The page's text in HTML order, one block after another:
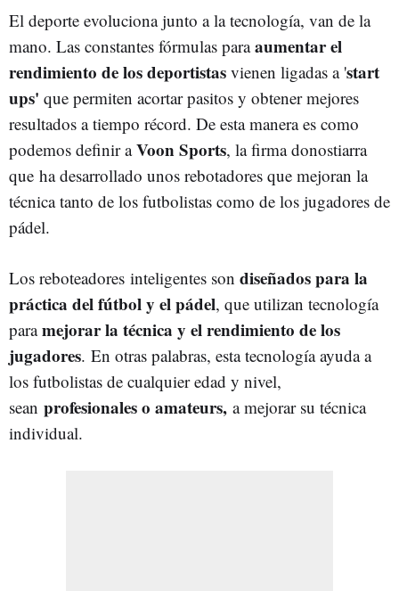
El deporte evoluciona junto a la tecnología, van de la
mano. Las constantes fórmulas paraaumentar el
rendimiento de los deportistas vienen ligadas a 'start
ups' que permiten acortar pasitos y obtener mejores
resultados a tiempo récord. De esta manera es como
podemos definir aVoon Sports, la firma donostiarra
que ha desarrollado unos rebotadores que mejoran la
técnica tanto de los futbolistas como de los jugadores de
pádel.
Los reboteadores inteligentes son diseñados para la
práctica del fútbol y el pádel, que utilizan tecnología
paramejorar la técnica y el rendimiento de los
jugadores. En otras palabras, esta tecnología ayuda a
los futbolistas de cualquier edad y nivel,
sean profesionales o amateurs, a mejorar su técnica
individual.